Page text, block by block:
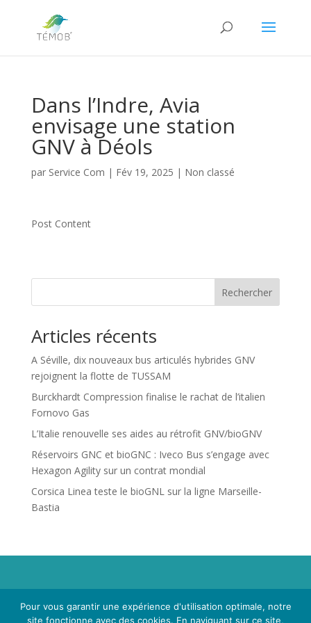
Dans l’Indre, Avia
envisage une station
GNV à Déols
par Service Com | Fév 19, 2025 | Non classé
Post Content
Rechercher
Articles récents
A Séville, dix nouveaux bus articulés hybrides GNV
rejoignent la flotte de TUSSAM
Burckhardt Compression finalise le rachat de l’italien
Fornovo Gas
L’Italie renouvelle ses aides au rétrofit GNV/bioGNV
Réservoirs GNC et bioGNC : Iveco Bus s’engage avec
Hexagon Agility sur un contrat mondial
Corsica Linea teste le bioGNL sur la ligne Marseille-
Bastia
Propriété de Territoire d'Energie Lot-et-Garonne. Voir
Mentions LégalesetPolitique de Confidentialité.
Pour vous garantir une expérience d'utilisation optimale, notre
site fonctionne avec des cookies. En naviguant sur ce site,